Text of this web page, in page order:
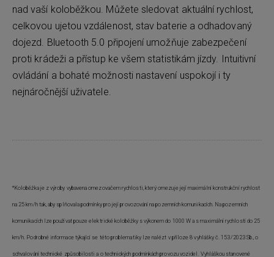
nad vaší koloběžkou. Můžete sledovat aktuální rychlost,
celkovou ujetou vzdálenost, stav baterie a odhadovaný
dojezd. Bluetooth 5.0 připojení umožňuje zabezpečení
proti krádeži a přístup ke všem statistikám jízdy. Intuitivní
ovládání a bohaté možnosti nastavení uspokojí i ty
nejnáročnější uživatele.
*Koloběžka je z výroby vybavena omezovačem rychlosti, který omezuje její maximální konstrukční rychlost
na 25 km/h tak, aby splňovala podmínky pro její provozování na pozemních komunikacích. Na pozemních
komunikacích lze používat pouze elektrické koloběžky s výkonem do 1000 W a s maximální rychlostí do 25
km/h. Podrobné informace týkající se této problematiky lze nalézt v příloze 8 vyhlášky č. 153/2023 Sb., o
schvalování technické způsobilosti a o technických podmínkách provozu vozidel. Vyhláškou stanovené